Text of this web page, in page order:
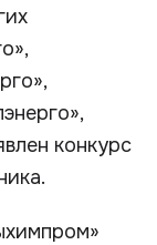
конкурс